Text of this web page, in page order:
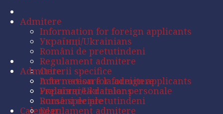
Admitere
Information for foreign applicants
Українці/Ukrainians
Români de pretutindeni
Regulament admitere
Criterii specifice
Acte necesare la admitere
Prelucrarea datelor personale
Burse speciale
Calendar
Admitere
Information for foreign applicants
Українці/Ukrainians
Români de pretutindeni
Regulament admitere